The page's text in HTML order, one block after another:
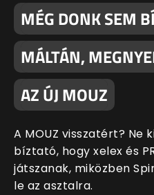
MÉG DONK SEM
MÁLTÁN,
AZ ÚJ MOUZ
A MOUZ visszatért? Ne
bíztató, hogy xelex és
játszanak, miközben
le az asztalra.